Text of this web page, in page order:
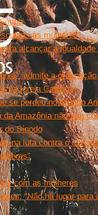
às mulheres”
alcançar a igualdade
admite a
na Igreja Católica
se perdeu no Sínodo
Amazônia não tem
do Sínodo
na luta contra o
e com as mulheres
“Não há lugar para